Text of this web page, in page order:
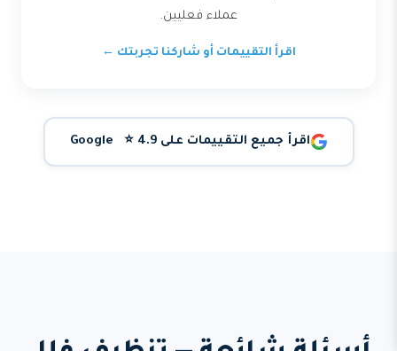
عملاء فعليين.
اقرأ التقييمات أو شاركنا تجربتك ←
اقرأ جميع التقييمات على Google ⭐ 4.9